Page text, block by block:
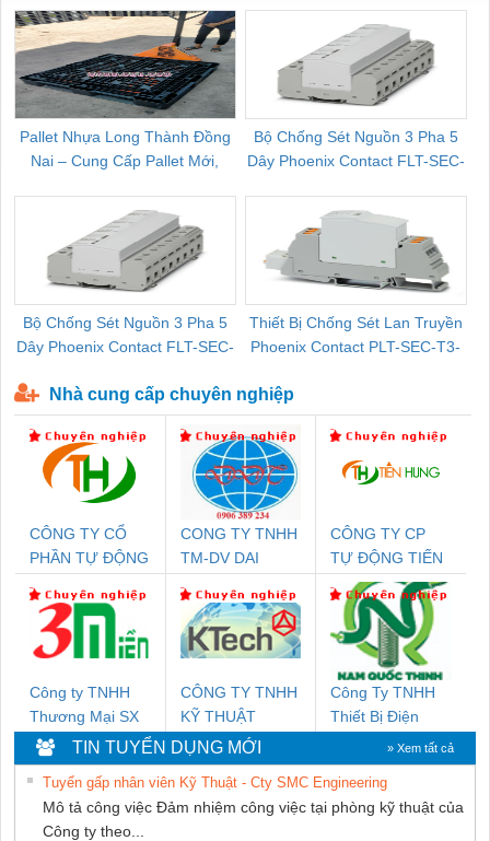
Pallet Nhựa Long Thành Đồng
Nai – Cung Cấp Pallet Mới,
Bộ Chống Sét Nguồn 3 Pha 5
Dây Phoenix Contact FLT-SEC-
Bộ Chống Sét Nguồn 3 Pha 5
Dây Phoenix Contact FLT-SEC-
Thiết Bị Chống Sét Lan Truyền
Phoenix Contact PLT-SEC-T3-
Nhà cung cấp chuyên nghiệp
CÔNG TY CỔ
PHẦN TỰ ĐỘNG
CONG TY TNHH
TM-DV DAI
CÔNG TY CP
TỰ ĐỘNG TIẾN
HƯNG
Công ty TNHH
Thương Mại SX
Ba Miền
CÔNG TY TNHH
KỸ THUẬT
KTECH VIỆT
NAM
Công Ty TNHH
Thiết Bị Điện
Nam Quốc Thịnh
TIN TUYỂN DỤNG MỚI » Xem tất cả
Tuyển gấp nhân viên Kỹ Thuật - Cty SMC Engineering
Mô tả công việc Đảm nhiệm công việc tại phòng kỹ thuật của
Công ty theo...